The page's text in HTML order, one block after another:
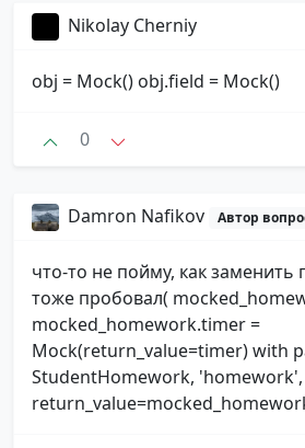
Nikolay Cherniy
obj = Mock() obj.field = Mock()
0
Damron Nafikov Автор
что-то не пойму, как заменить
тоже пробовал(
mocked_homework.timer =
Mock(return_value=timer) with
StudentHomework, 'homework',